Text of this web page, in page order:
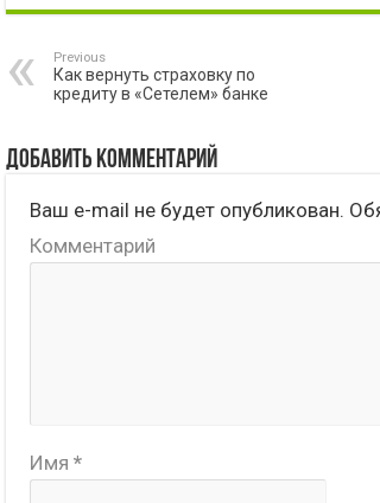
Previous
Как вернуть страховку по
кредиту в «Сетелем» банке
Добавить комментарий
Ваш e-mail не будет опубликован.
Комментарий
Имя *